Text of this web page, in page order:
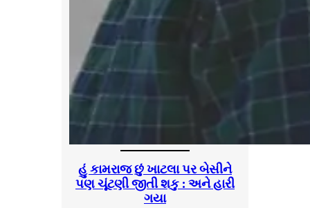
હું કામરાજ છું ખાટલા પર બેસીને
પણ ચૂંટણી જીતી શકુ : અને હારી
ગયા